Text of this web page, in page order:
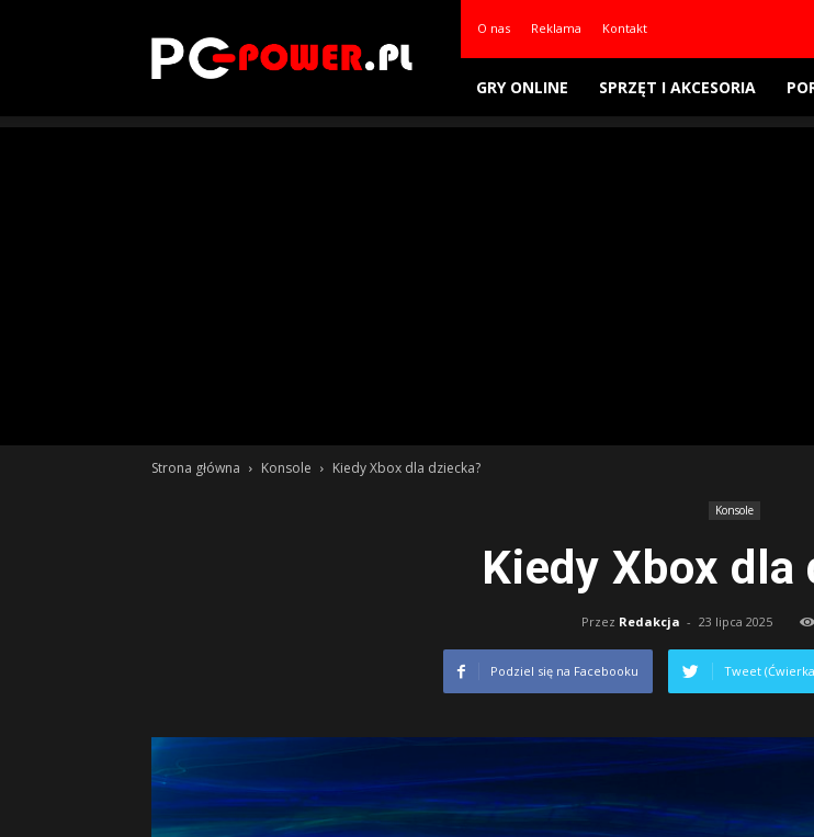
power.pl
O nas Reklama Kontakt
GRY ONLINE SPRZĘT I AKCESORIA
Strona główna Konsole Kiedy Xbox dla dziecka?
Konsole
Kiedy Xbox dla
Przez Redakcja - 23 lipca 2025
Podziel się na Facebooku Tweet